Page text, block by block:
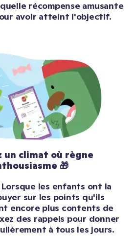
récompense amusante
avoir atteint l'objectif.
un climat où règne
🎁
les enfants ont la
sur les points qu'ils
encore plus contents de
des rappels pour donner
à tous les jours.